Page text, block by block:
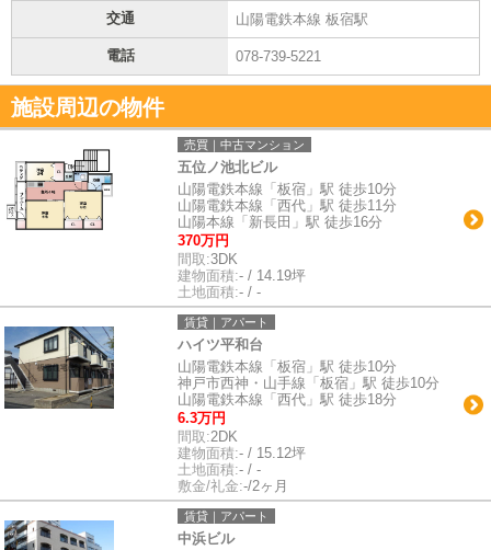
交通 山陽電鉄本線 板宿駅
電話 078-739-5221
施設周辺の物件
売買｜中古マンション
五位ノ池北ビル
山陽電鉄本線「板宿」駅 徒歩10分
山陽電鉄本線「西代」駅 徒歩11分
山陽本線「新長田」駅 徒歩16分
370万円
間取:3DK
建物面積:- / 14.19坪
土地面積:- / -
賃貸｜アパート
ハイツ平和台
山陽電鉄本線「板宿」駅 徒歩10分
神戸市西神・山手線「板宿」駅 徒歩10分
山陽電鉄本線「西代」駅 徒歩18分
6.3万円
間取:2DK
建物面積:- / 15.12坪
土地面積:- / -
敷金/礼金:-/2ヶ月
賃貸｜アパート
中浜ビル